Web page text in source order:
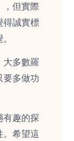
，但實際
得誠實標
大多數羅
要多做功
有趣的探
。希望這